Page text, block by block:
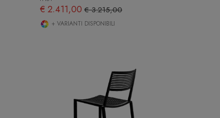
€ 2.411,00€ 3.215,00
+ VARIANTI DISPONIBILI